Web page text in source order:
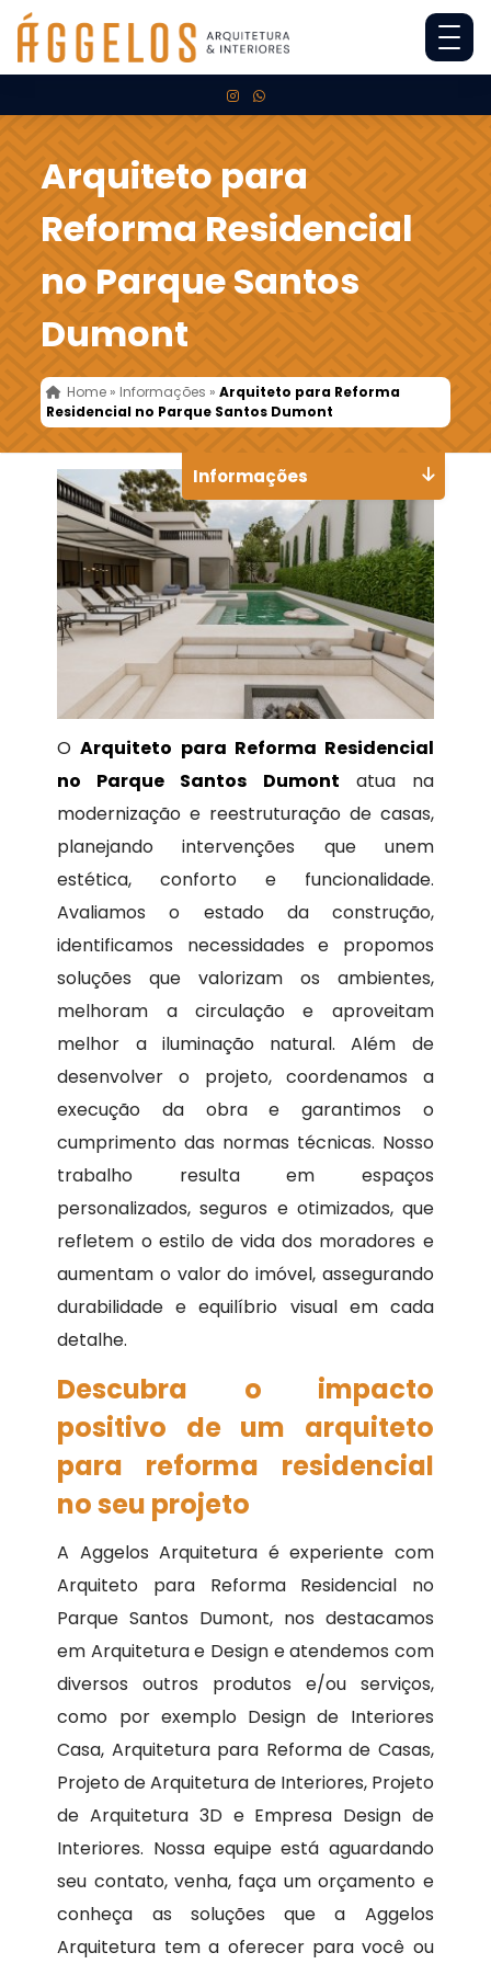
Arquiteto para
Reforma Residencial
no Parque Santos
Dumont
Home » Informações »Arquiteto para Reforma
Residencial no Parque Santos Dumont
OArquiteto para Reforma Residencial
no Parque Santos Dumont atua na
modernização e reestruturação de casas,
planejando intervenções que unem
estética, conforto e funcionalidade.
Avaliamos o estado da construção,
identificamos necessidades e propomos
soluções que valorizam os ambientes,
melhoram a circulação e aproveitam
melhor a iluminação natural. Além de
desenvolver o projeto, coordenamos a
execução da obra e garantimos o
cumprimento das normas técnicas. Nosso
trabalho resulta em espaços
personalizados, seguros e otimizados, que
refletem o estilo de vida dos moradores e
aumentam o valor do imóvel, assegurando
durabilidade e equilíbrio visual em cada
detalhe.
Descubra o impacto
positivo de um arquiteto
para reforma residencial
no seu projeto
A Aggelos Arquitetura é experiente com
Arquiteto para Reforma Residencial no
Parque Santos Dumont, nos destacamos
em Arquitetura e Design e atendemos com
diversos outros produtos e/ou serviços,
como por exemplo Design de Interiores
Casa, Arquitetura para Reforma de Casas,
Projeto de Arquitetura de Interiores, Projeto
de Arquitetura 3D e Empresa Design de
Interiores. Nossa equipe está aguardando
seu contato, venha, faça um orçamento e
conheça as soluções que a Aggelos
Arquitetura tem a oferecer para você ou
Informações